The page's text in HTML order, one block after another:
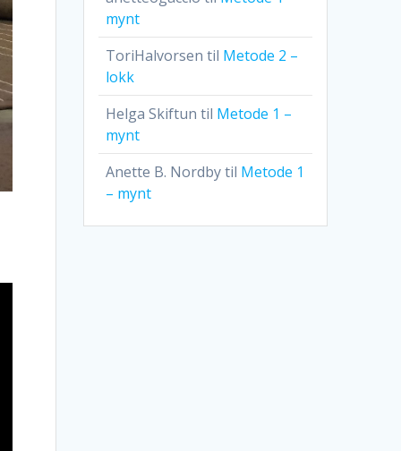
mynt
ToriHalvorsen til Metode 2 –
lokk
Helga Skiftun til Metode 1 –
mynt
Anette B. Nordbytil Metode 1
– mynt